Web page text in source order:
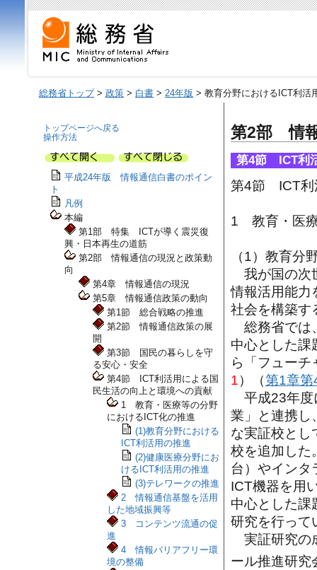
総務省トップ> 政策 > 白書 > 24年版 > 教育分野におけるICT利活
第2部 情
第4節 ICT利
第4節 ICT利
1 教育・医療
（1）教育分
我が国の次
情報活用能力
社会を構築す
総務省では
中心とした課
ら「フュー
1）（第1章第
平成23年度
業」と連携し
な実証校とし
校を追加した
台）やインタ
ICT機器を用
中心とした課
研究を行って
実証研究の
ール推進研究
トップページへ戻る
操作方法
平成24年版 情報通信白書のポイン
ト
凡例
本編
第1部 特集 ICTが導く震災復
興・日本再生の道筋
第2部 情報通信の現況と政策動
向
第4章 情報通信の現況
第5章 情報通信政策の動向
第1節 総合戦略の推進
第2節 情報通信政策の展
開
第3節 国民の暮らしを守
る安心・安全
第4節 ICT利活用による国
民生活の向上と環境への貢献
1 教育・医療等の分野
におけるICT化の推進
(1)教育分野における
ICT利活用の推進
(2)健康医療分野にお
けるICT利活用の推進
(3)テレワークの推進
2 情報通信基盤を活用
した地域振興等
3 コンテンツ流通の促
進
4 情報バリアフリー環
境の整備